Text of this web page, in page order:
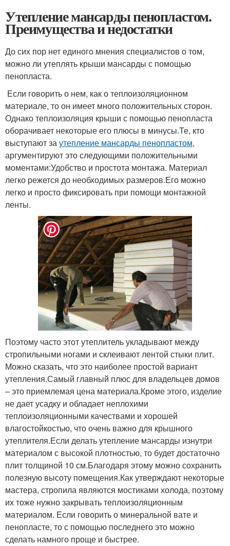
Утепление мансарды пенопластом.
Преимущества и недостатки
До сих пор нет единого мнения специалистов о том,
можно ли утеплять крыши мансарды с помощью
пенопласта.
Если говорить о нем, как о теплоизоляционном
материале, то он имеет много положительных сторон.
Однако теплоизоляция крыши с помощью пенопласта
оборачивает некоторые его плюсы в минусы.Те, кто
выступают заутепление мансарды пенопластом,
аргументируют это следующими положительными
моментами:Удобство и простота монтажа. Материал
легко режется до необходимых размеров.Его можно
легко и просто фиксировать при помощи монтажной
ленты.
Поэтому часто этот утеплитель укладывают между
стропильными ногами и склеивают лентой стыки плит.
Можно сказать, что это наиболее простой вариант
утепления.Самый главный плюс для владельцев домов
– это приемлемая цена материала.Кроме этого, изделие
не дает усадку и обладает неплохими
теплоизоляционными качествами и хорошей
влагостойкостью, что очень важно для крышного
утеплителя.Если делать утепление мансарды изнутри
материалом с высокой плотностью, то будет достаточно
плит толщиной 10 см.Благодаря этому можно сохранить
полезную высоту помещения.Как утверждают некоторые
мастера, стропила являются мостиками холода, поэтому
их тоже нужно закрывать теплоизоляционным
материалом. Если говорить о минеральной вате и
пенопласте, то с помощью последнего это можно
сделать намного проще и быстрее.